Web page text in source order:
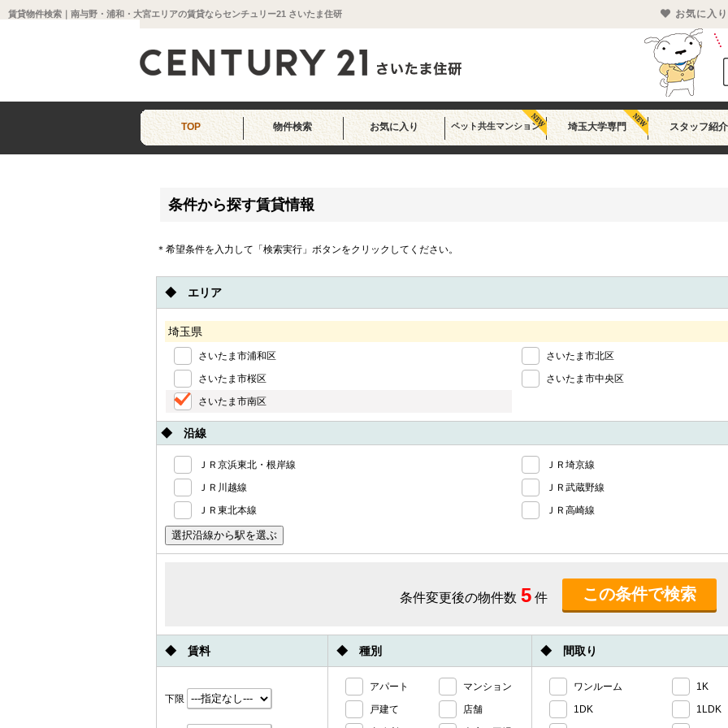
賃貸物件検索｜南与野・浦和・大宮エリアの賃貸ならセンチュリー21 さいたま住研
TOP 物件検索 お気に入り ペット共生マンション 埼玉大学専門 スタッフ紹介
条件から探す賃貸情報
＊希望条件を入力して「検索実行」ボタンをクリックしてください。
◆ エリア
埼玉県
さいたま市浦和区
さいたま市北区
さいたま市桜区
さいたま市中央区
さいたま市南区
◆ 沿線
ＪＲ京浜東北・根岸線
ＪＲ埼京線
ＪＲ川越線
ＪＲ武蔵野線
ＪＲ東北本線
ＪＲ高崎線
条件変更後の物件数 5 件
◆ 賃料 ◆ 種別 ◆ 間取り
下限
アパート
マンション
戸建て
店舗
ワンルーム
1K
1DK
1LDK
お気に入り